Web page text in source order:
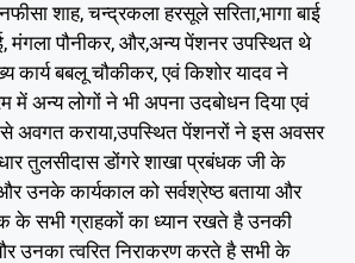
शाह, चन्द्रकला हरसूले सरिता,भागा बाई
मंगला पौनीकर, और,अन्य पेंशनर उपस्थित थे
बबलू चौकीकर, एवं किशोर यादव ने
में अन्य लोगों ने भी अपना उदबोधन दिया एवं
अवगत कराया,उपस्थित पेंशनरों ने इस अवसर
तुलसीदास डोंगरे शाखा प्रबंधक जी के
उनके कार्यकाल को सर्वश्रेष्ठ बताया और
के सभी ग्राहकों का ध्यान रखते है उनकी
उनका त्वरित निराकरण करते है सभी के